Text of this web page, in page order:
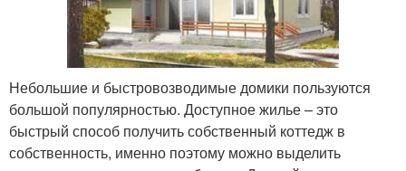
Небольшие и быстровозводимые домики пользуются
большой популярностью. Доступное жилье – это
быстрый способ получить собственный коттедж в
собственность, именно поэтому можно выделить